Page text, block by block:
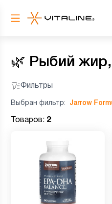
🌿 Рыбий
Фильтры
Выбран фильтр: Jarrow
Товаров: 2